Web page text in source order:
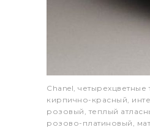
Chanel,
кирпично-красный,
розовый, теплый
розово-платиновый,